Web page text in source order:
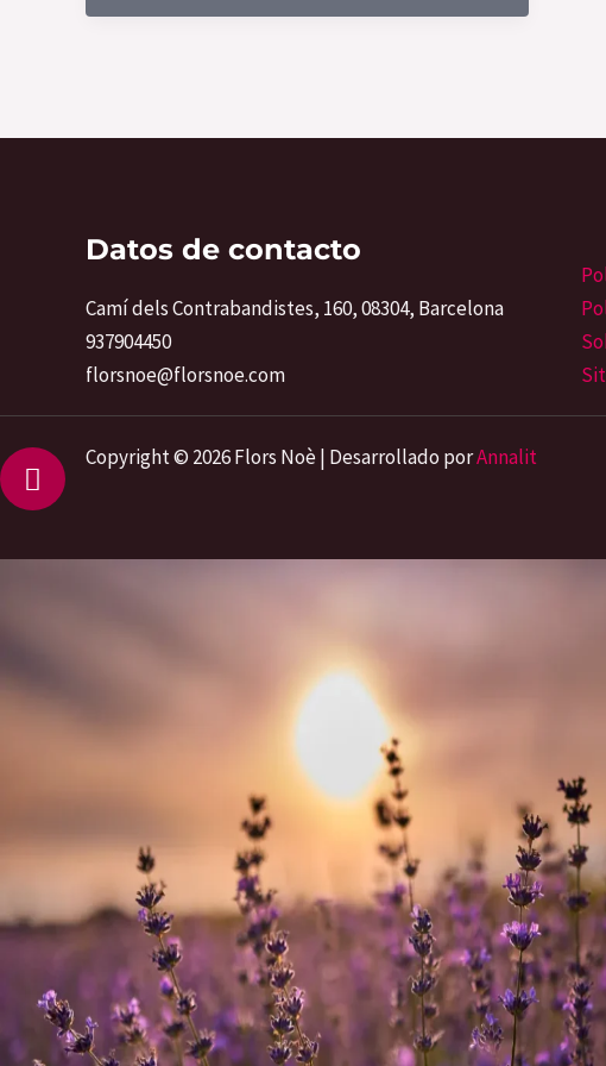
y
Datos de contacto
Camí dels Contrabandistes, 160, 08304, Barcelona
937904450
florsnoe@florsnoe.com
Copyright © 2026 Flors Noè | Desarrollado porAnnalit